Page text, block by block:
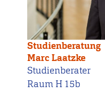
Studienberatung
Marc Laatzke
Studienberater
Raum H 15b